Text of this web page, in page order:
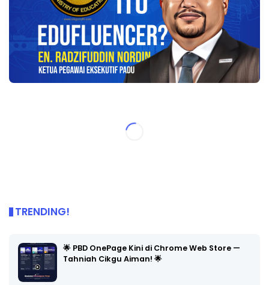
TRENDING!
🌟 PBD OnePage Kini di Chrome Web Store —
Tahniah Cikgu Aiman! 🌟